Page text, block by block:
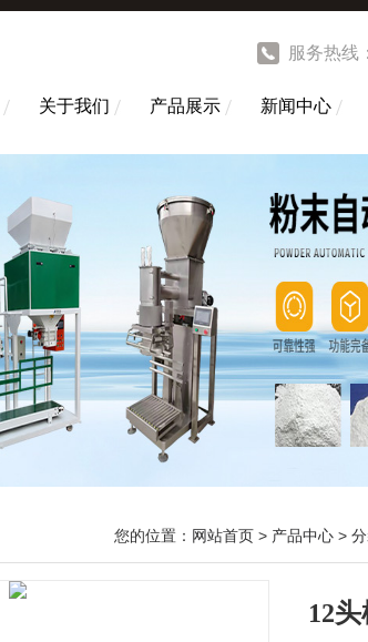
服务热线
关于我们 产品展示 新闻中心
您的位置： 网站首页 > 产品中心 >
12